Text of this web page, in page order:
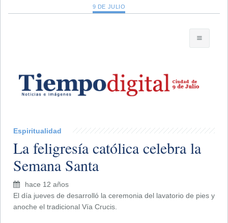
9 DE JULIO
Espiritualidad
La feligresía católica celebra la
Semana Santa
hace 12 años
El día jueves de desarrolló la ceremonia del lavatorio de pies y
anoche el tradicional Vía Crucis.